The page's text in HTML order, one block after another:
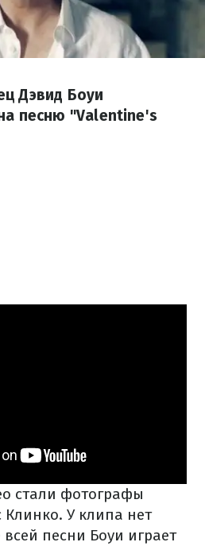
Дэвид Боуи
песню "Valentine's
стали фотографы
У клипа нет
песни Боуи играет